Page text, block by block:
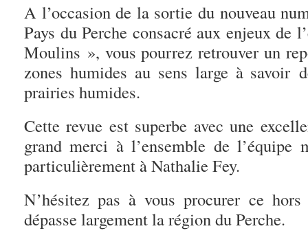
A l’occasion de la sortie du nouveau
Pays du Perche consacré aux enjeux de
Moulins », vous pourrez retrouver un
zones humides au sens large à savoir
prairies humides.
Cette revue est superbe avec une
grand merci à l’ensemble de
particulièrement à Nathalie Fey.
N’hésitez pas à vous procurer ce
dépasse largement la région du Perche.